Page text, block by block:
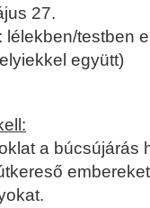
27.
lélekben/testben
együtt)
a búcsújárás